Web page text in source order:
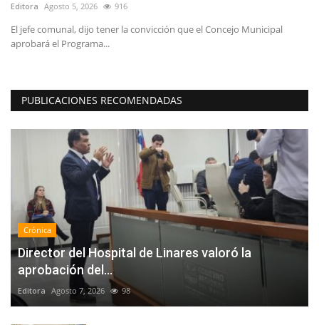
Editora Agosto 5, 2026 916
El jefe comunal, dijo tener la convicción que el Concejo Municipal
aprobará el Programa...
PUBLICACIONES RECOMENDADAS
Crónica
Director del Hospital de Linares valoró la
aprobación del...
Editora Agosto 7, 2026 98